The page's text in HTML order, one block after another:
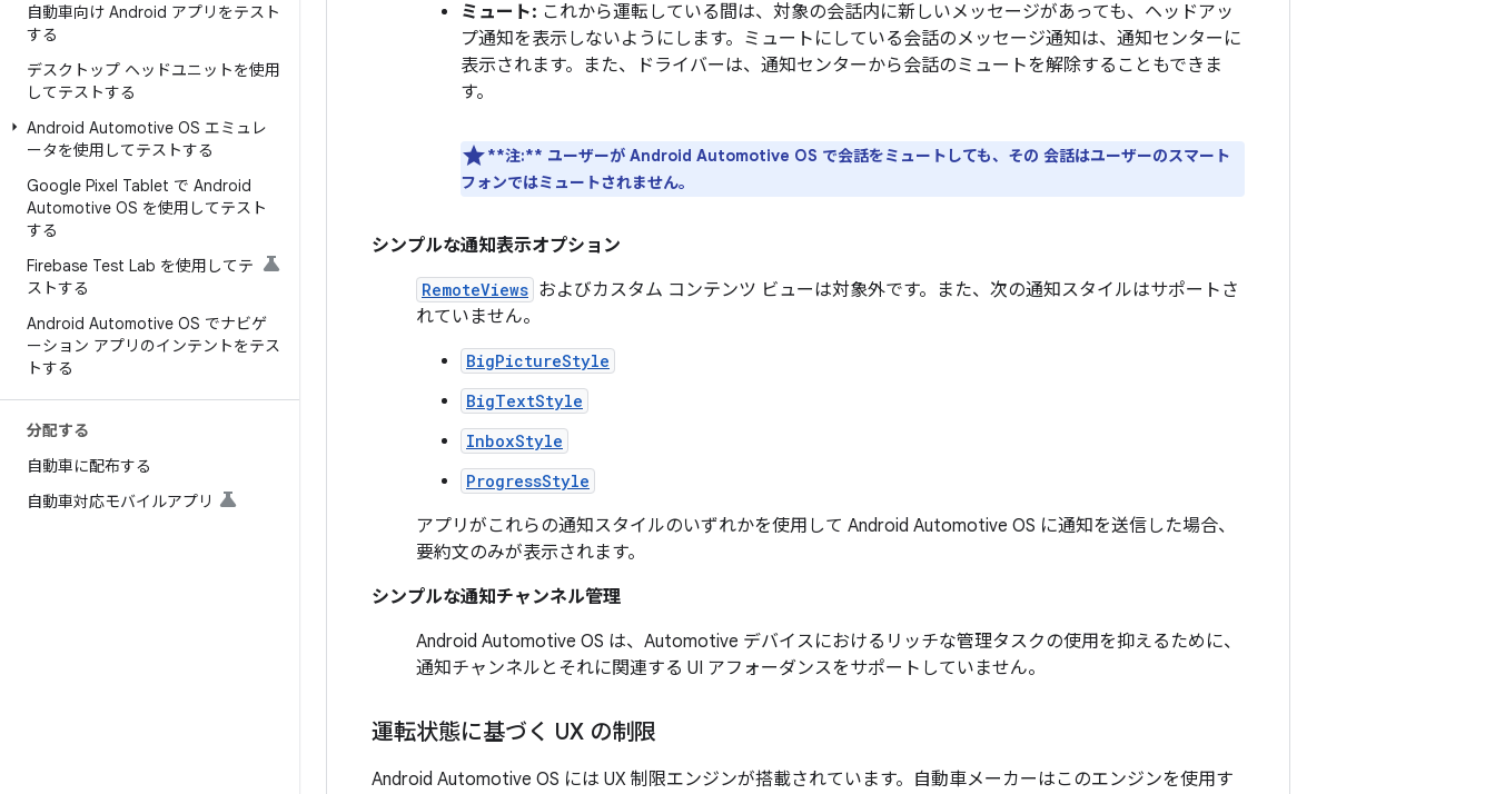
自動車向け Android アプリをテスト
する
デスクトップ ヘッドユニットを使用
してテストする
Android Automotive OS エミュレ
ータを使用してテストする
Google Pixel Tablet で Android
Automotive OS を使用してテスト
する
Firebase Test Lab を使用してテ
ストする
Android Automotive OS でナビゲ
ーション アプリのインテントをテス
トする
分配する
自動車に配布する
自動車対応モバイルアプリ
ミュート: これから運転している間は、対象の会話内に新しいメッセージがあっても、ヘッドアッ
プ通知を表示しないようにします。ミュートにしている会話のメッセージ通知は、通知センターに
表示されます。また、ドライバーは、通知センターから会話のミュートを解除することもできま
す。
**注:** ユーザーが Android Automotive OS で会話をミュートしても、その 会話はユーザーのスマート
フォンではミュートされません。
シンプルな通知表示オプション
RemoteViews およびカスタム コンテンツ ビューは対象外です。また、次の通知スタイルはサポートさ
れていません。
BigPictureStyle
BigTextStyle
InboxStyle
ProgressStyle
アプリがこれらの通知スタイルのいずれかを使用して Android Automotive OS に通知を送信した場合、
要約文のみが表示されます。
シンプルな通知チャンネル管理
Android Automotive OS は、Automotive デバイスにおけるリッチな管理タスクの使用を抑えるために、
通知チャンネルとそれに関連する UI アフォーダンスをサポートしていません。
運転状態に基づく UX の制限
Android Automotive OS には UX 制限エンジンが搭載されています。自動車メーカーはこのエンジンを使用す